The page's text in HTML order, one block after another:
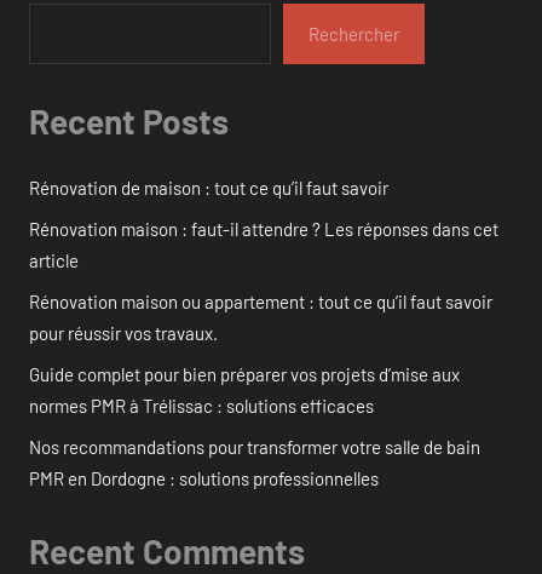
Rechercher
Recent Posts
Rénovation de maison : tout ce qu’il faut savoir
Rénovation maison : faut-il attendre ? Les réponses dans cet
article
Rénovation maison ou appartement : tout ce qu’il faut savoir
pour réussir vos travaux.
Guide complet pour bien préparer vos projets d’mise aux
normes PMR à Trélissac : solutions efficaces
Nos recommandations pour transformer votre salle de bain
PMR en Dordogne : solutions professionnelles
Recent Comments